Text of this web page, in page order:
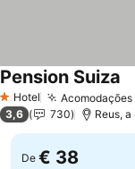
1 Estrelas
Hotel
Pension Suiza
3,6 730 Reus,
De € 38